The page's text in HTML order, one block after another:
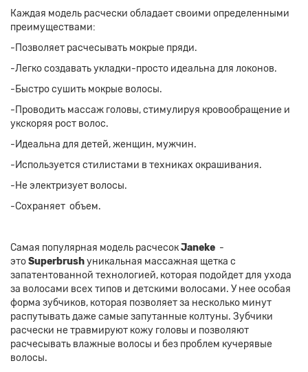
Каждая модель расчески обладает своими определенными
преимуществами:
-Позволяет расчесывать мокрые пряди.
-Легко создавать укладки-просто идеальна для локонов.
-Быстро сушить мокрые волосы.
-Проводить массаж головы, стимулируя кровообращение и
укскоряя рост волос.
-Идеальна для детей, женщин, мужчин.
-Используется стилистами в техниках окрашивания.
-Не электризует волосы.
-Сохраняет объем.
Самая популярная модель расчесокJaneke -
этоSuperbrushуникальная массажная щетка с
запатентованной технологией, которая подойдет для ухода
за волосами всех типов и детскими волосами. У нее особая
форма зубчиков, которая позволяет за несколько минут
распутывать даже самые запутанные колтуны. Зубчики
расчески не травмируют кожу головы и позволяют
расчесывать влажные волосы и без проблем кучерявые
волосы.